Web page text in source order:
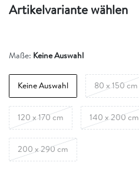
Artikelvariante wählen
Maße: Keine Auswahl
Keine Auswahl 80 x 150 cm
120 x 170 cm 140 x 200 cm
200 x 290 cm